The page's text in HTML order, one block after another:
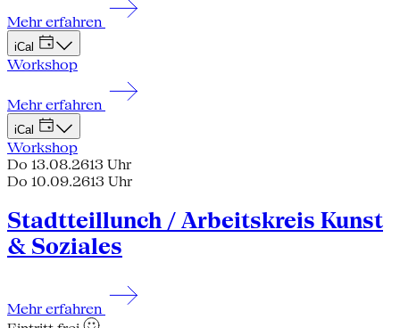
Mehr erfahren
iCal
Workshop
Mehr erfahren
iCal
Workshop
Do 13.08.2613 Uhr
Do 10.09.2613 Uhr
Stadtteillunch / Arbeitskreis Kunst
& Soziales
Mehr erfahren